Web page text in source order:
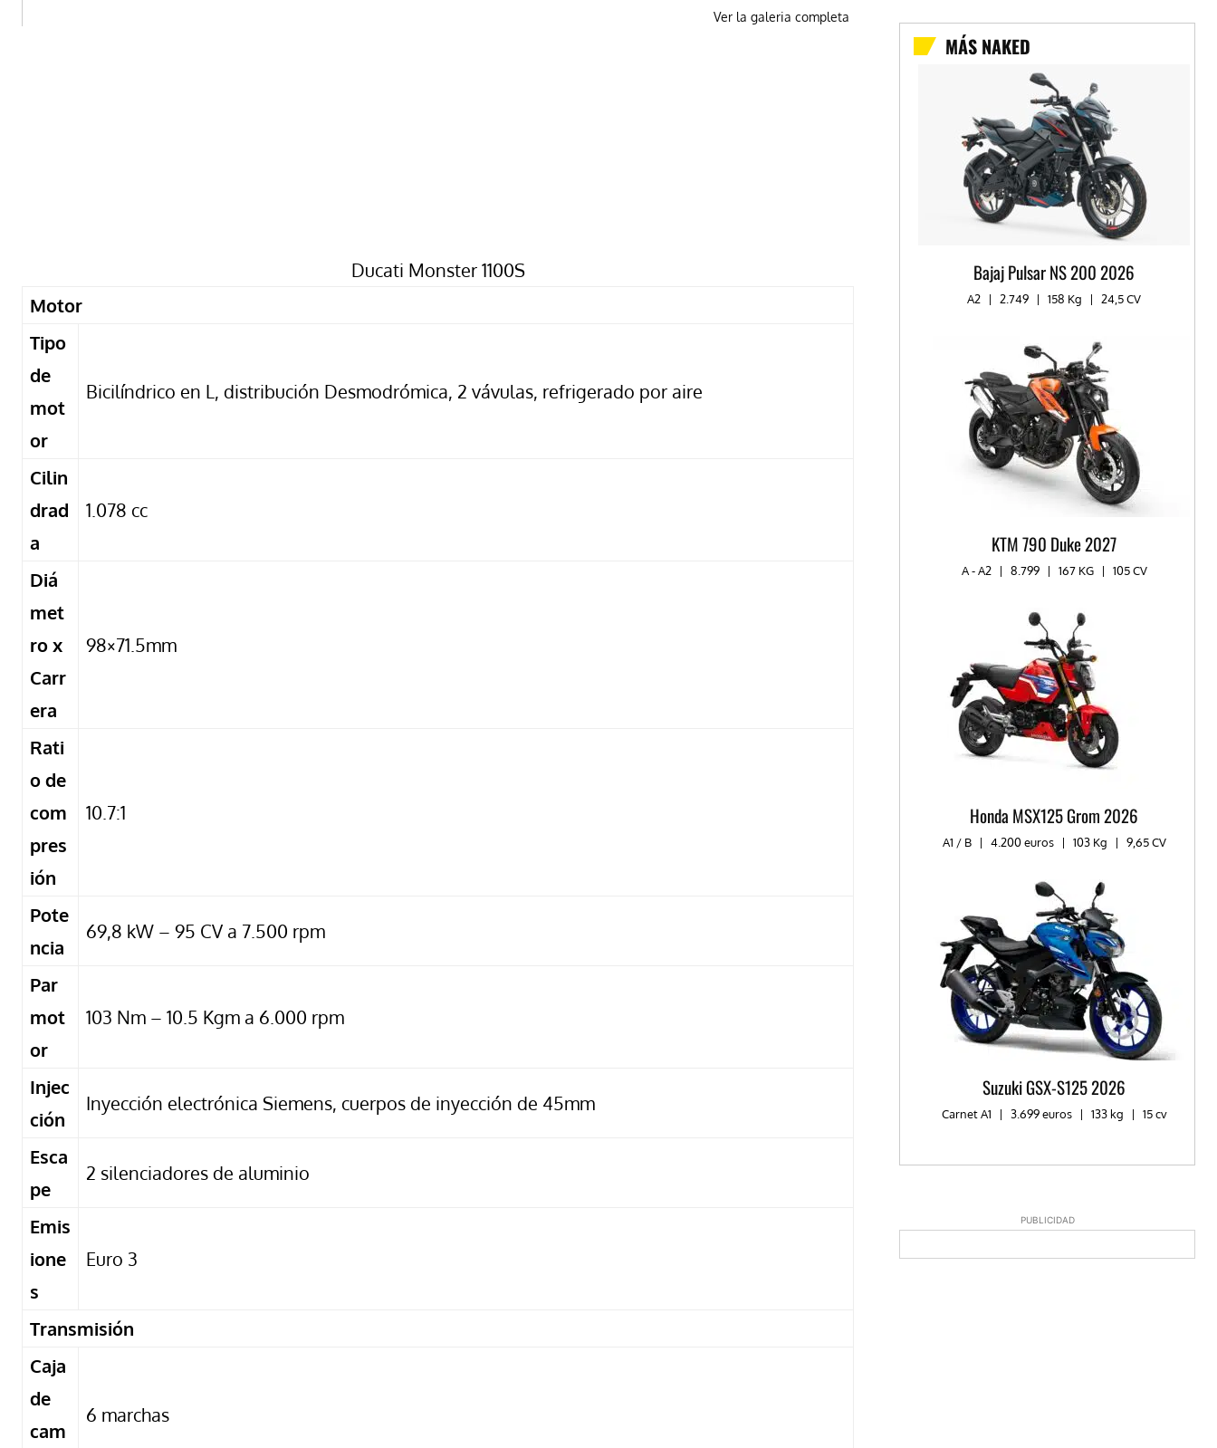
Ver la galeria completa
Ducati Monster 1100S
Motor
Tipo
de
mot
or
Bicilíndrico en L, distribución Desmodrómica, 2 vávulas, refrigerado por aire
Cilin
drad
a
1.078 cc
Diá
met
ro x
Carr
era
98×71.5mm
Rati
o de
com
pres
ión
10.7:1
Pote
ncia
69,8 kW – 95 CV a 7.500 rpm
Par
mot
or
103 Nm – 10.5 Kgm a 6.000 rpm
Injec
ción
Inyección electrónica Siemens, cuerpos de inyección de 45mm
Esca
pe
2 silenciadores de aluminio
Emis
ione
s
Euro 3
Transmisión
Caja
de
cam
6 marchas
MÁS NAKED
Bajaj Pulsar NS 200 2026
A2 | 2.749 | 158 Kg | 24,5 CV
KTM 790 Duke 2027
A - A2 | 8.799 | 167 KG | 105 CV
Honda MSX125 Grom 2026
A1 / B | 4.200 euros | 103 Kg | 9,65 CV
Suzuki GSX-S125 2026
Carnet A1 | 3.699 euros | 133 kg | 15 cv
PUBLICIDAD